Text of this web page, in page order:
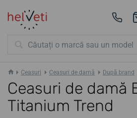
Ceasuri Ceasuri de damă După brand
Ceasuri de damă
Titanium Trend